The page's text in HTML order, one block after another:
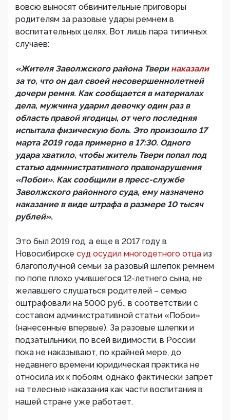
вовсю выносят обвинительные приговоры
родителям за разовые удары ремнем в
воспитательных целях. Вот лишь пара типичных
случаев:
«Жителя Заволжского района Твери наказали
за то, что он дал своей несовершеннолетней
дочери ремня. Как сообщается в материалах
дела, мужчина ударил девочку один раз в
область правой ягодицы, от чего последняя
испытала физическую боль. Это произошло 17
марта 2019 года примерно в 17:30. Одного
удара хватило, чтобы житель Твери попал под
статью административного правонарушения
«Побои». Как сообщили в пресс-службе
Заволжского районного суда, ему назначено
наказание в виде штрафа в размере 10 тысяч
рублей».
Это был 2019 год, а еще в 2017 году в
Новосибирске суд осудил многодетного отца из
благополучной семьи за разовый шлепок ремнем
по попе плохо учившегося 12-летнего сына, не
желавшего слушаться родителей – семью
оштрафовали на 5000 руб., в соответствии с
составом административной статьи «Побои»
(нанесенные впервые). За разовые шлепки и
подзатыльники, по всей видимости, в России
пока не наказывают, по крайней мере, до
недавнего времени юридическая практика не
относила их к побоям, однако фактически запрет
на телесные наказания как части воспитания в
нашей стране уже работает.